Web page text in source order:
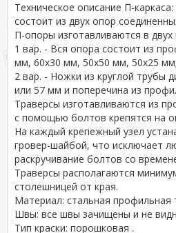
Техническое описание П-
состоит из двух опор
П-опоры изготавливаются в двух
1 вар. - Вся опора состоит из
мм, 60х30 мм, 50х50 мм, 50х25 мм;
2 вар. - Ножки из круглой трубы
или 57 мм и поперечина из
Траверсы изготавливаются из
с помощью болтов крепятся на
На каждый крепежный узел
гровер-шайбой, что исключает
раскручивание болтов со
Траверсы располагаются
столешницей от края.
Материал: стальная профильная
Швы: все швы зачищены и не
Тип краски: порошковая .